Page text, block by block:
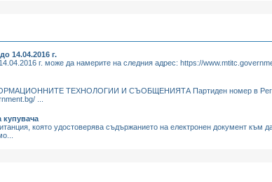
14.04.2016 г.
г. може да намерите на следния адрес: https://
ТЕХНОЛОГИИ И СЪОБЩЕНИЯТА Партиден номер в
...
която удостоверява съдържанието на електронен документ към